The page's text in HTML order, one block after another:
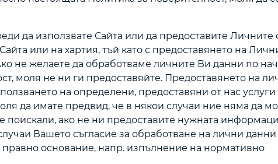
да използвате Сайта или да предоставите Личните
или на хартия, тъй като с предоставянето на
не желаете да обработваме личните Ви данни по
моля не ни ги предоставяйте. Предоставянето на
на определени, предоставяни от нас услуги
да имате предвид, че в някои случаи ние няма да
поискали, ако не ни предоставите нужната
Вашето съгласие за обработване на лични
основание, напр. изпълнение на нормативно